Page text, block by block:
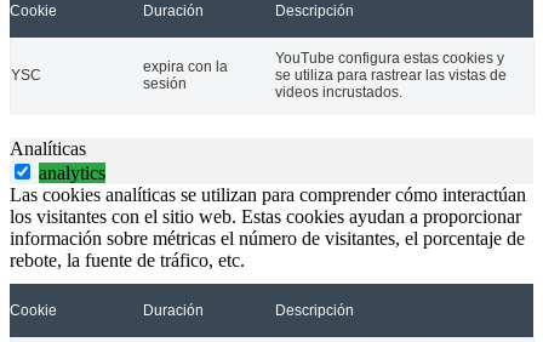
Cerca de 200 personas procedentes de diferentes partes de la
Cookie Duración Descripción
YSC
expira con la
sesión
YouTube configura estas cookies y
se utiliza para rastrear las vistas de
videos incrustados.
Analíticas
analytics
Las cookies analíticas se utilizan para comprender cómo interactúan
los visitantes con el sitio web. Estas cookies ayudan a proporcionar
información sobre métricas el número de visitantes, el porcentaje de
rebote, la fuente de tráfico, etc.
Cookie Duración Descripción